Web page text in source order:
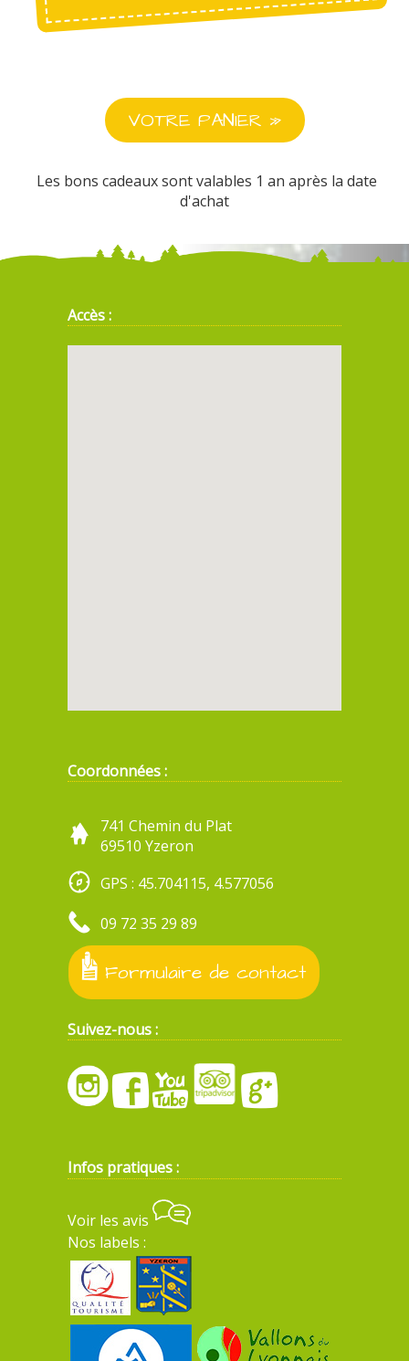
Les bons cadeaux sont valables 1 an après la date
d'achat
Accès :
Coordonnées :
741 Chemin du Plat
69510 Yzeron
GPS : 45.704115, 4.577056
09 72 35 29 89
Formulaire de contact
Suivez-nous :
Infos pratiques :
Voir les avis
Nos labels :